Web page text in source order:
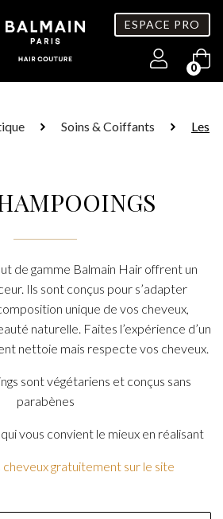
ESPACE PRO
0
Soins & Coiffants
Les
de gamme Balmain Hair offrent un
Ils sont conçus pour s’adapter
unique de vos cheveux,
naturelle. Faites l’expérience d’un
nettoie mais respecte vos cheveux.
sont végétariens et conçus sans
parabènes
vous convient le mieux en réalisant
gratuitement sur le site